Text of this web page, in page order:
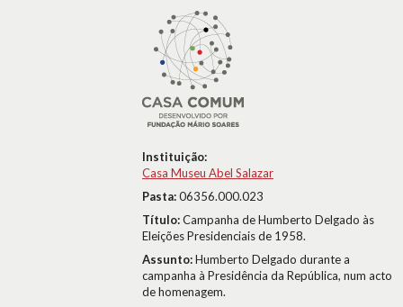
Instituição:
Casa Museu Abel Salazar
Pasta:06356.000.023
Título:Campanha de Humberto Delgado às
Eleições Presidenciais de 1958.
Assunto:Humberto Delgado durante a
campanha à Presidência da República, num acto
de homenagem.